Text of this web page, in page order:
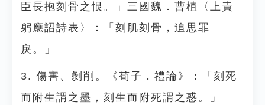
臣長抱刻骨之恨。」三國魏．曹植〈上責
躬應詔詩表〉：「刻肌刻骨，追思罪
戾。」
3. 傷害、剝削。《荀子．禮論》：「刻死
而附生謂之墨，刻生而附死謂之惑。」